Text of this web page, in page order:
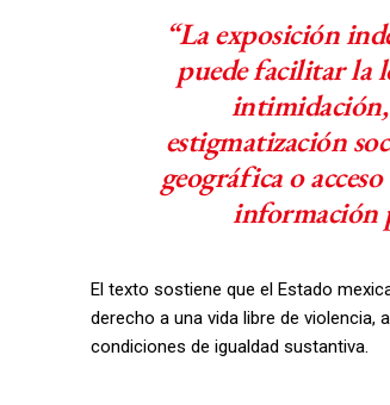
“La exposición
puede facilitar la
intimidación,
estigmatización
geográfica o
información
El texto sostiene que el Estado
derecho a una vida libre de
condiciones de igualdad sustantiva.